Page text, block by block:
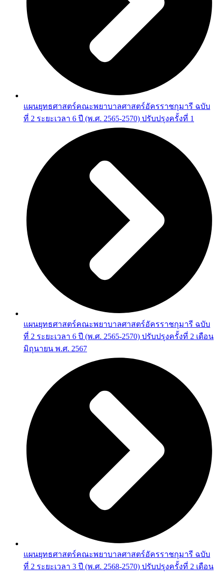
แผนยุทธศาสตร์คณะพยาบาลศาสตร์อัครราชกุมารี ฉบับ
ที่ 2 ระยะเวลา 6 ปี (พ.ศ. 2565-2570) ปรับปรุงครั้งที่ 1
แผนยุทธศาสตร์คณะพยาบาลศาสตร์อัครราชกุมารี ฉบับ
ที่ 2 ระยะเวลา 6 ปี (พ.ศ. 2565-2570) ปรับปรุงครั้งที่ 2 เดือน
มิถุนายน พ.ศ. 2567
แผนยุทธศาสตร์คณะพยาบาลศาสตร์อัครราชกุมารี ฉบับ
ที่ 2 ระยะเวลา 3 ปี (พ.ศ. 2568-2570) ปรับปรุงครั้งที่ 2 เดือน